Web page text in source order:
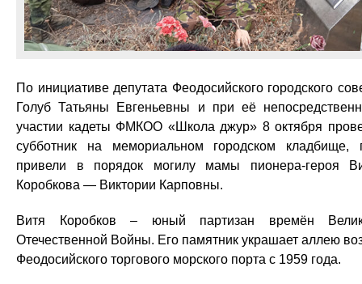
По инициативе депутата Феодосийского городского
Голуб Татьяны Евгеньевны и при её
участии кадеты ФМКОО «Школа джур» 8 октября
субботник на мемориальном городском кладбище,
привели в порядок могилу мамы пионера-героя
Коробкова — Виктории Карповны.
Витя Коробков – юный партизан времён
Отечественной Войны. Его памятник украшает аллею
Феодосийского торгового морского порта с 1959 года.